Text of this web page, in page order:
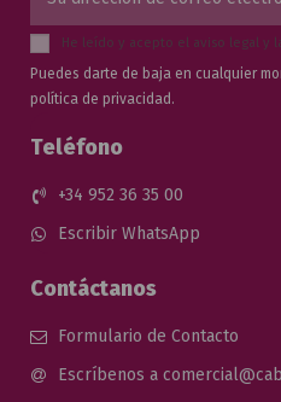
He leído y acepto el aviso legal y
Puedes darte de baja en cualquier
política de privacidad.
Teléfono
+34 952 36 35 00
Escribir WhatsApp
Contáctanos
Formulario de Contacto
Escríbenos a